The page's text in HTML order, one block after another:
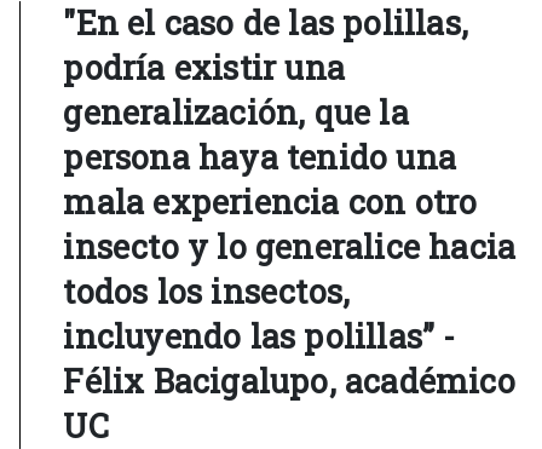
"En el caso de las polillas,
podría existir una
generalización, que la
persona haya tenido una
mala experiencia con otro
insecto y lo generalice hacia
todos los insectos,
incluyendo las polillas” -
Félix Bacigalupo, académico
UC